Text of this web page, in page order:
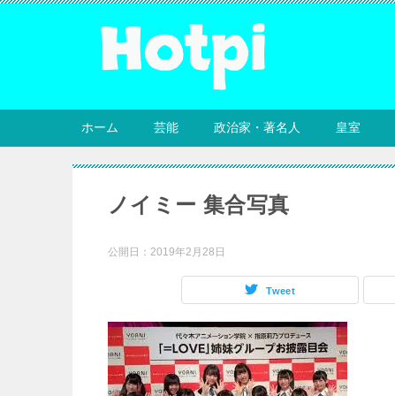
ホーム 芸能 政治家・著名人 皇室
ノイミー 集合写真
公開日： 2019年2月28日
Tweet